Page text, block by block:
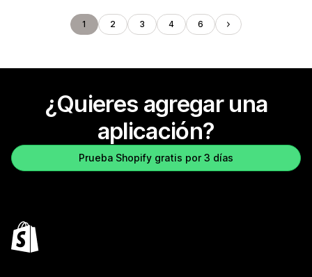
1 2 3 4 6
¿Quieres agregar una
aplicación?
Prueba Shopify gratis por 3 días